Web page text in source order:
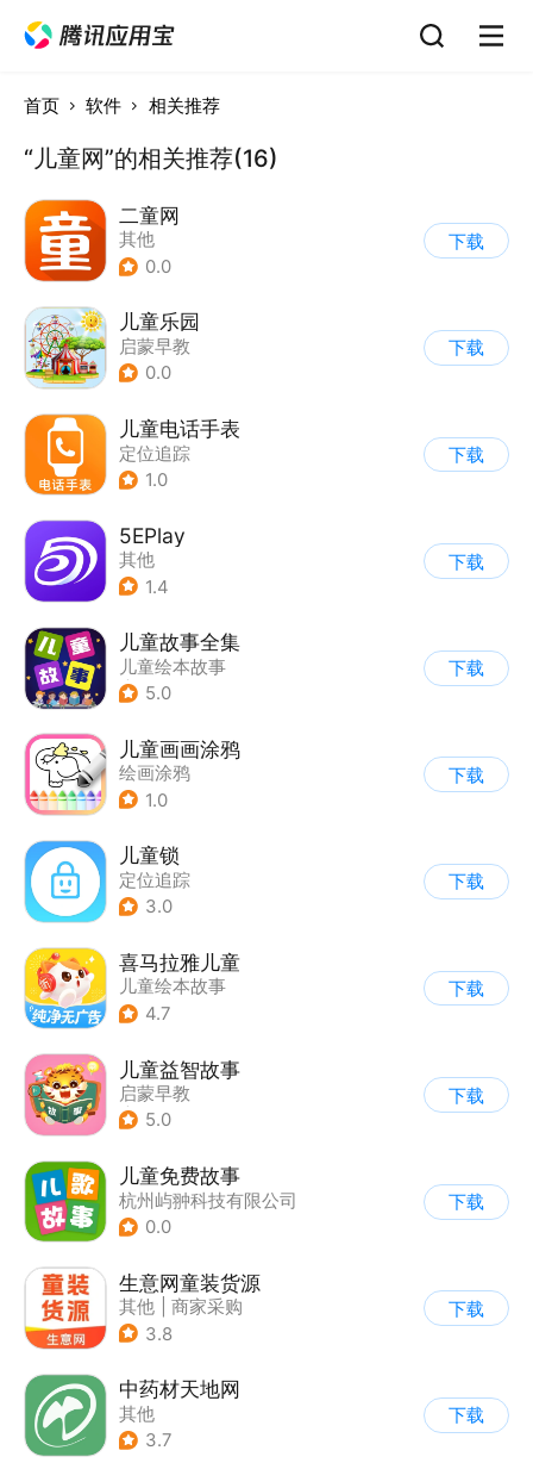
首页 软件 相关推荐
“儿童网”的相关推荐(16)
二童网
其他
0.0
下载
儿童乐园
启蒙早教
0.0
下载
儿童电话手表
定位追踪
1.0
下载
5EPlay
其他
1.4
下载
儿童故事全集
儿童绘本故事
| 启蒙早教
5.0
下载
儿童画画涂鸦
绘画涂鸦
1.0
下载
儿童锁
定位追踪
3.0
下载
喜马拉雅儿童
儿童绘本故事
4.7
下载
儿童益智故事
启蒙早教
| 儿童绘本故事
5.0
下载
儿童免费故事
杭州屿翀科技有限公司
0.0
下载
生意网童装货源
其他
商家采购
3.8
下载
中药材天地网
其他
3.7
下载